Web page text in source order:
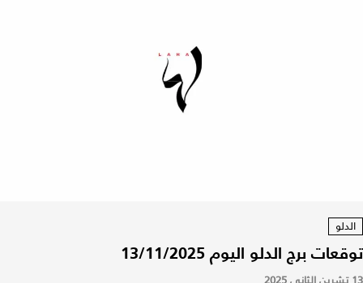
الدلو
توقعات برج الدلو اليوم 13/11/2025